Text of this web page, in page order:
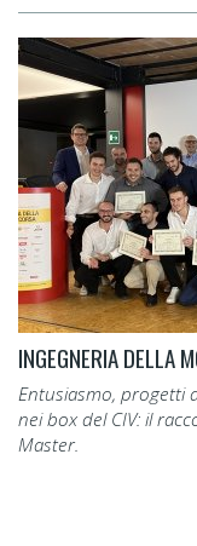
Entusiasmo, progetti
nei box del CIV: il
Master.